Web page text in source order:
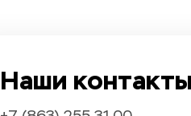
Наши контакты